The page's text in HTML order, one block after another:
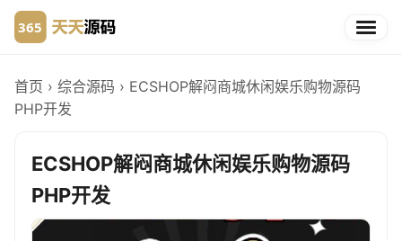
首页 › 综合源码 › ECSHOP解闷商城休闲娱乐购物源码
PHP开发
ECSHOP解闷商城休闲娱乐购物源码
PHP开发